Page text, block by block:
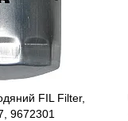
FIL Filter,
9672301